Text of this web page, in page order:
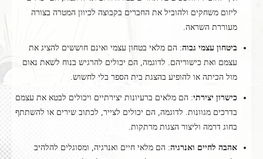
ליזום משחקים ולהוביל את החברים בקבוצה לכיוון המטרה בצורה
מעוררת השראה.
ביטחון עצמי גבוה: הם מלאי בטחון עצמי ואינם חוששים להציג את
עצמם ואת כישוריהם. לדוגמה, הם יכולים להרגיש בנוח לשאת נאום
מול הכיתה או להופיע בהצגת בית הספר בלי לחשוש.
כישרון יצירתי: הם מלאים ברעיונות יצירתיים ויכולים לבטא את עצמם
בדרכים מגוונות. לדוגמה, הם יכולים לצייר, לכתוב שירים או להשתתף
בחוג דרמה וליצור הצגות מרתקות.
אהבה לחיים ואנרגיה: הם מלאי חיים ואנרגיה, ומסוגלים להלהיב